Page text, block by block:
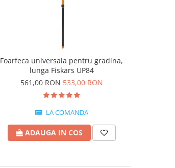
Foarfeca universala pentru gradina,
lunga Fiskars UP84
561,00 RON533,00 RON
LA COMANDA
ADAUGA IN COS